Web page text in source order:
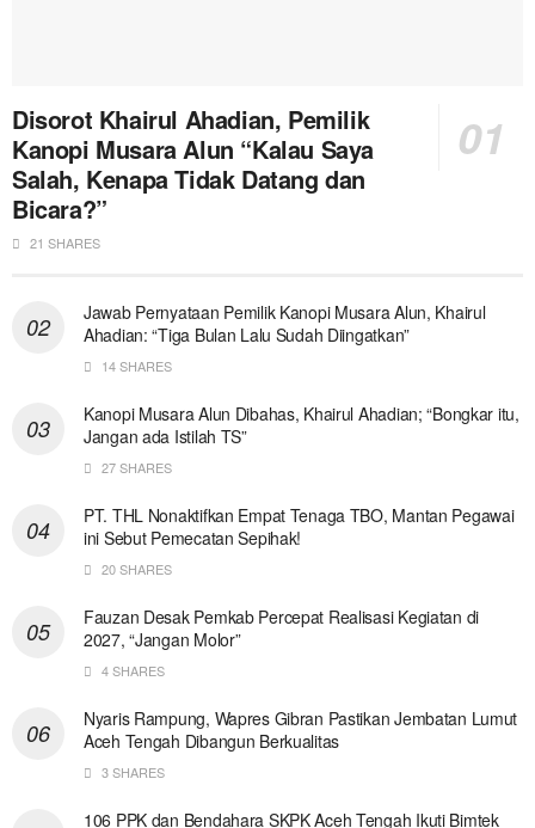
Disorot Khairul Ahadian, Pemilik
Kanopi Musara Alun “Kalau Saya
Salah, Kenapa Tidak Datang dan
Bicara?”
21 SHARES
Jawab Pernyataan Pemilik Kanopi Musara Alun, Khairul
Ahadian: “Tiga Bulan Lalu Sudah Diingatkan”
14 SHARES
Kanopi Musara Alun Dibahas, Khairul Ahadian; “Bongkar itu,
Jangan ada Istilah TS”
27 SHARES
PT. THL Nonaktifkan Empat Tenaga TBO, Mantan Pegawai
ini Sebut Pemecatan Sepihak!
20 SHARES
Fauzan Desak Pemkab Percepat Realisasi Kegiatan di
2027, “Jangan Molor”
4 SHARES
Nyaris Rampung, Wapres Gibran Pastikan Jembatan Lumut
Aceh Tengah Dibangun Berkualitas
3 SHARES
106 PPK dan Bendahara SKPK Aceh Tengah Ikuti Bimtek